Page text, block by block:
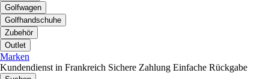
Golfwagen
Golfhandschuhe
Zubehör
Outlet
Marken
Kundendienst in Frankreich Sichere Zahlung Einfache Rückgabe